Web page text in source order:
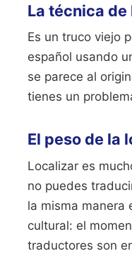
La técnica
Es un truco viejo
español usando
se parece al
tienes un
El peso de la
Localizar es
no puedes
la misma manera
cultural: el
traductores son